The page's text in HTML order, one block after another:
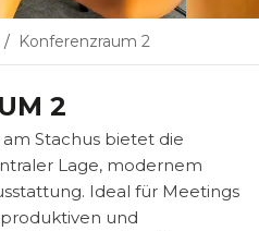
Konferenzraum 2
2
Stachus bietet die
Lage, modernem
Ideal für Meetings
und